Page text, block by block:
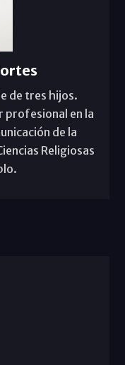
de tres hijos.
profesional en la
de la
Religiosas